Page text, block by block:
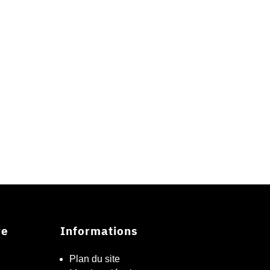
Informations
Plan du site